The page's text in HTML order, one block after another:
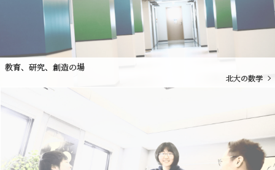
教育、研究、創造の場
北大の数学